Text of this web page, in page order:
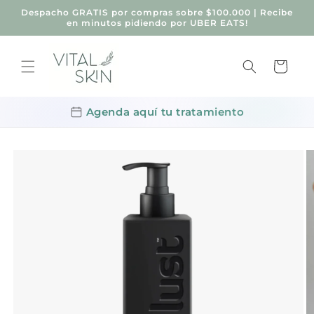
directamente
al contenido
Despacho GRATIS por compras sobre $100.000 | Recibe
en minutos pidiendo por UBER EATS!
Carrito
Agenda aquí tu tratamiento